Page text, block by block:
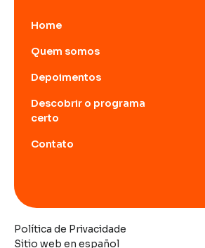
Home
Quem somos
Depoimentos
Descobrir o programa
certo
Contato
Sitio web en español
Política de Privacidade